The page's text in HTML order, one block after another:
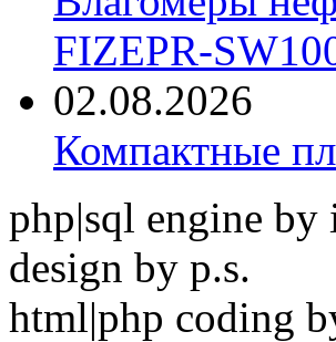
FIZEPR-
02.08.2026
Компактные
php|sql engine by
design by p.s.
html|php coding